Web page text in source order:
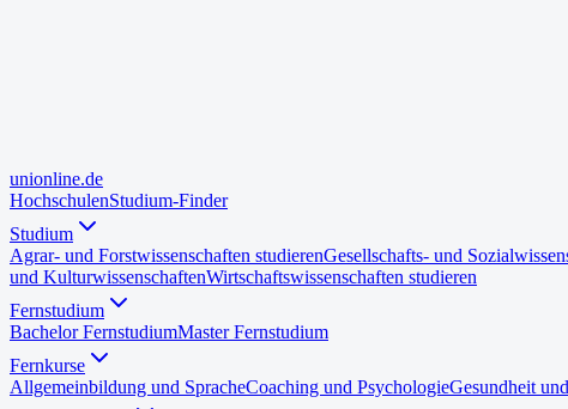
unionline.de
HochschulenStudium-Finder
Studium
Agrar- und Forstwissenschaften studierenGesellschafts- und
und KulturwissenschaftenWirtschaftswissenschaften studieren
Fernstudium
Bachelor FernstudiumMaster Fernstudium
Fernkurse
Allgemeinbildung und SpracheCoaching und PsychologieGesundheit